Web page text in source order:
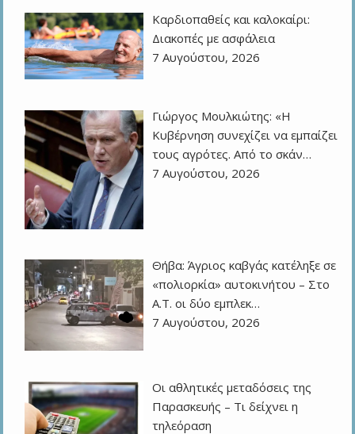
Καρδιοπαθείς και καλοκαίρι:
Διακοπές με ασφάλεια
7 Αυγούστου, 2026
Γιώργος Μουλκιώτης: «Η
Κυβέρνηση συνεχίζει να εμπαίζει
τους αγρότες. Από το σκάν…
7 Αυγούστου, 2026
Θήβα: Άγριος καβγάς κατέληξε σε
«πολιορκία» αυτοκινήτου – Στο
Α.Τ. οι δύο εμπλεκ…
7 Αυγούστου, 2026
Οι αθλητικές μεταδόσεις της
Παρασκευής – Τι δείχνει η
τηλεόραση